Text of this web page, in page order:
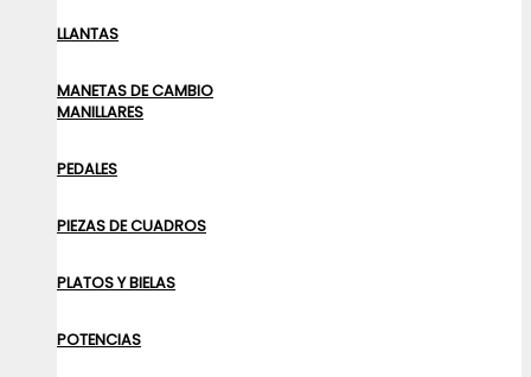
LLANTAS
MANETAS DE CAMBIO
MANILLARES
PEDALES
PIEZAS DE CUADROS
PLATOS Y BIELAS
POTENCIAS